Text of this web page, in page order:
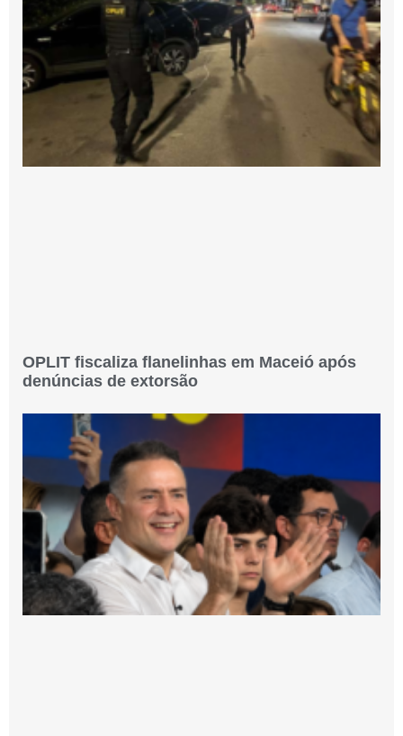
OPLIT fiscaliza flanelinhas em Maceió após
denúncias de extorsão